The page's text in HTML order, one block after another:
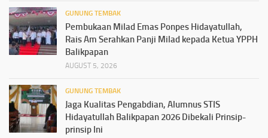
GUNUNG TEMBAK
Pembukaan Milad Emas Ponpes Hidayatullah,
Rais Am Serahkan Panji Milad kepada Ketua YPPH
Balikpapan
AUGUST 5, 2026
GUNUNG TEMBAK
Jaga Kualitas Pengabdian, Alumnus STIS
Hidayatullah Balikpapan 2026 Dibekali Prinsip-
prinsip Ini